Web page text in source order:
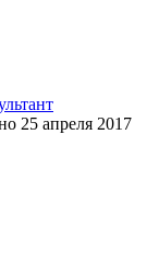
25 апреля 2017